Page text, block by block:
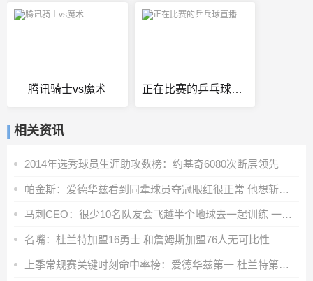
腾讯骑士vs魔术 正在比赛的乒乓球直播
相关资讯
2014年选秀球员生涯助攻数榜：约基奇6080次断层领先
帕金斯：爱德华兹看到同辈球员夺冠眼红很正常 他想斩获更多荣誉
马刺CEO：很少10名队友会飞越半个地球去一起训练 一切都因为文班
名嘴：杜兰特加盟16勇士 和詹姆斯加盟76人无可比性
上季常规赛关键时刻命中率榜：爱德华兹第一 杜兰特第二 SGA第五